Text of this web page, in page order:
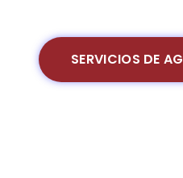
SERVICIOS DE